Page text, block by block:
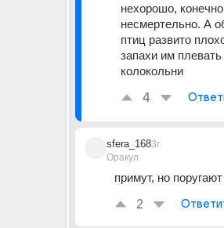
нехорошо,
несмертельно. А
птиц развито
запахи им
колокольни
4
sfera_168
Оракул
3г
примут, но поругают
2